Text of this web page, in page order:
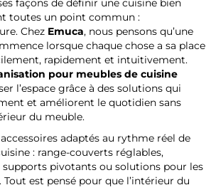
façons de définir une cuisine bien
toutes un point commun :
Chez Emuca, nous pensons qu’une
lorsque chaque chose a sa place
rapidement et intuitivement.
pour meubles de cuisine
l’espace grâce à des solutions qui
et améliorent le quotidien sans
du meuble.
adaptés au rythme réel de
: range-couverts réglables,
supports pivotants ou solutions pour les
est pensé pour que l’intérieur du